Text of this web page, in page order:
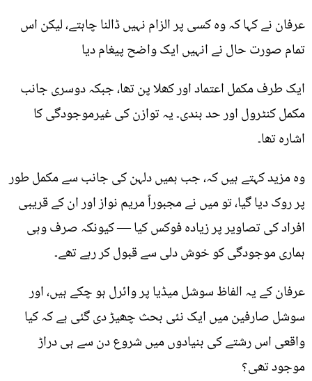
عرفان نے کہا کہ وہ کسی پر الزام نہیں ڈالنا چاہتے، لیکن اس
تمام صورت حال نے انہیں ایک واضح پیغام دیا
ایک طرف مکمل اعتماد اور کھلا پن تھا، جبکہ دوسری جانب
مکمل کنٹرول اور حد بندی۔ یہ توازن کی غیرموجودگی کا
اشارہ تھا۔
وہ مزید کہتے ہیں کہ، جب ہمیں دلہن کی جانب سے مکمل طور
پر روک دیا گیا، تو میں نے مجبوراً مریم نواز اور ان کے قریبی
افراد کی تصاویر پر زیادہ فوکس کیا — کیونکہ صرف وہی
ہماری موجودگی کو خوش دلی سے قبول کر رہے تھے۔
عرفان کے یہ الفاظ سوشل میڈیا پر وائرل ہو چکے ہیں، اور
سوشل صارفین میں ایک نئی بحث چھیڑ دی گئی ہے کہ کیا
واقعی اس رشتے کی بنیادوں میں شروع دن سے ہی دراڑ
موجود تھی؟